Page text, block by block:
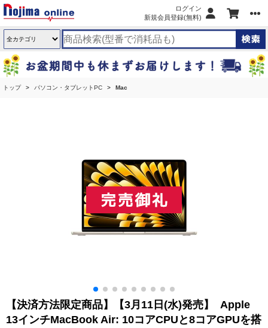
ログイン
新規会員登録(無料)
トップ パソコン・タブレットPC Mac
【決済方法限定商品】【3月11日(水)発売】 Apple
13インチMacBook Air: 10コアCPUと8コアGPUを搭